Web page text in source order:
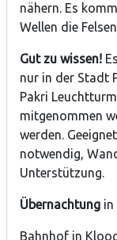
nähern. Es
Wellen die
Gut zu wissen!
nur in der Stadt
Pakri
mitgenommen
werden.
notwendig,
Unterstützung.
Übernachtung in
Bahnhof in